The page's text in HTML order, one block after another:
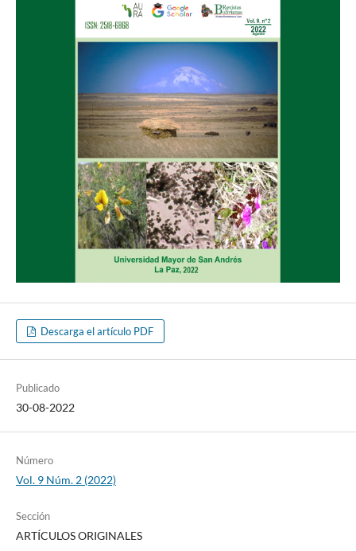
Descarga el artículo PDF
Publicado
30-08-2022
Número
Vol. 9 Núm. 2 (2022)
Sección
ARTÍCULOS ORIGINALES